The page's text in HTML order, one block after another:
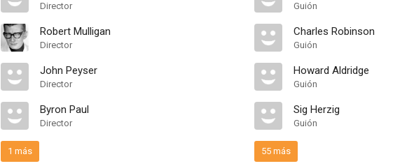
Director
Robert Mulligan
Director
John Peyser
Director
Byron Paul
Director
1 más
Guión
Charles Robinson
Guión
Howard Aldridge
Guión
Sig Herzig
Guión
55 más